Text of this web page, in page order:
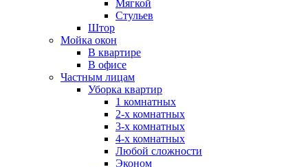
Мягкой
Стульев
Штор
Мойка окон
В квартире
В офисе
Частным лицам
Уборка квартир
1 комнатных
2-х комнатных
3-х комнатных
4-х комнатных
Любой сложности
Эконом